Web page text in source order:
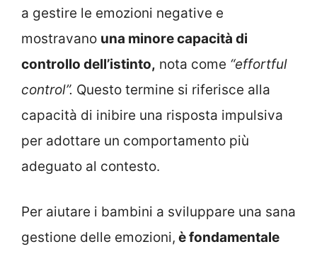
a gestire le emozioni negative e
mostravano una minore capacità di
controllo dell’istinto, nota come “effortful
control”. Questo termine si riferisce alla
capacità di inibire una risposta impulsiva
per adottare un comportamento più
adeguato al contesto.
Per aiutare i bambini a sviluppare una sana
gestione delle emozioni, è fondamentale